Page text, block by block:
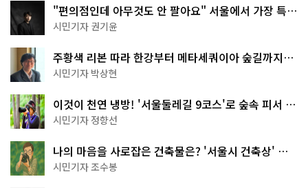
"편의점인데 아무것도 안 팔아요" 서울에서 가장 특별
한 편의점의 정체
시민기자 권기윤
주황색 리본 따라 한강부터 메타세쿼이아 숲길까지…
서울둘레길 15코스
시민기자 박상현
이것이 천연 냉방! '서울둘레길 9코스'로 숲속 피서 떠
나볼까
시민기자 정향선
나의 마음을 사로잡은 건축물은? '서울시 건축상' 수
상작 공개!
시민기자 조수봉